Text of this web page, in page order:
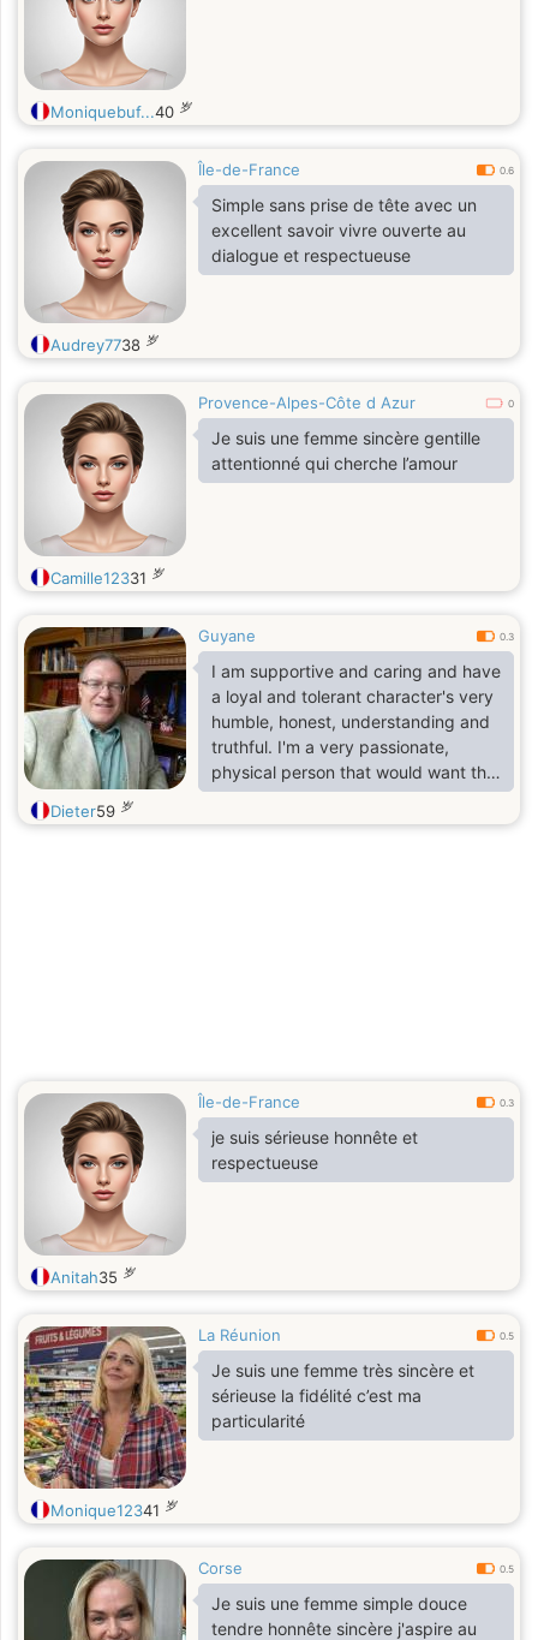
Moniquebuf...40 岁
Île-de-France 0.6
Simple sans prise de tête avec un
excellent savoir vivre ouverte au
dialogue et respectueuse
Audrey7738 岁
Provence-Alpes-Côte d Azur 0
Je suis une femme sincère gentille
attentionné qui cherche l’amour
Camille12331 岁
Guyane 0.3
I am supportive and caring and have
a loyal and tolerant character's very
humble, honest, understanding and
truthful. I'm a very passionate,
physical person that would want the
same in a mate, deeply romantic,
optimistic, hopeful, wise, & smart. I
Dieter59 岁
Île-de-France 0.3
je suis sérieuse honnête et
respectueuse
Anitah35 岁
La Réunion 0.5
Je suis une femme très sincère et
sérieuse la fidélité c’est ma
particularité
Monique12341 岁
Corse 0.5
Je suis une femme simple douce
tendre honnête sincère j'aspire au